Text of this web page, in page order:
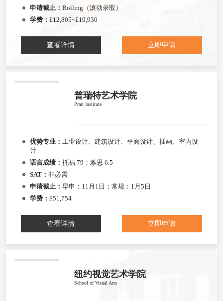
申请截止： Rolling（滚动录取）
学费： £12,805~£19,930
查看详情 立即申请
普瑞特艺术学院
Pratt Institute
优势专业： 工业设计、建筑设计、平面设计、插画、室内设
计
语言成绩： 托福 79；雅思 6.5
SAT： 非必需
申请截止： 早申：11月1日；常规：1月5日
学费： $51,754
查看详情 立即申请
纽约视觉艺术学院
School of Visual Arts